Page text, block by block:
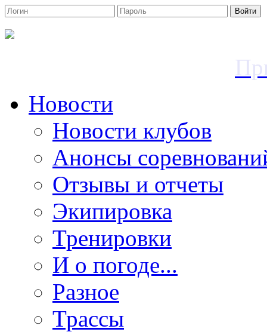
Войти
Новости
Новости клубов
Анонсы
Отзывы и отчеты
Экипировка
Тренировки
И о погоде...
Разное
Трассы